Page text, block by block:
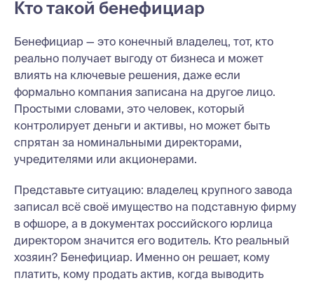
Кто такой бенефициар
Бенефициар — это конечный владелец, тот, кто
реально получает выгоду от бизнеса и может
влиять на ключевые решения, даже если
формально компания записана на другое лицо.
Простыми словами, это человек, который
контролирует деньги и активы, но может быть
спрятан за номинальными директорами,
учредителями или акционерами.
Представьте ситуацию: владелец крупного завода
записал всё своё имущество на подставную фирму
в офшоре, а в документах российского юрлица
директором значится его водитель. Кто реальный
хозяин? Бенефициар. Именно он решает, кому
платить, кому продать актив, когда выводить